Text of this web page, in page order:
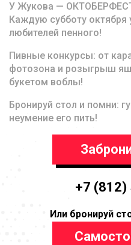
У Жукова —
Каждую субботу октября
любителей пенного!
Пивные конкурсы: от
фотозона и розыгрыш
букетом воблы!
Бронируй стол и помни:
неумение его пить!
+7 (812)
Или бронируй